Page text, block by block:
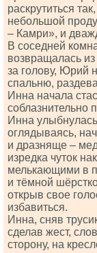
раскрутиться
небольшой
– Камри», и
В соседней
возвращалась
за голову, Юрий
спальню,
Инна начала
соблазнительно
Инна
оглядываясь,
и дразняще –
изредка чуток
мелькающими в
и тёмной
открыв свое
избавиться.
Инна, сняв
сделав жест,
сторону, на